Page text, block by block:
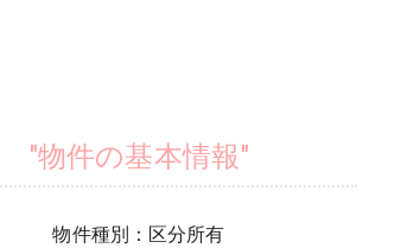
"物件の基本情報"
物件種別： 区分所有